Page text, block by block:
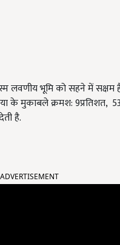
लवणीय भूमि को सहने में
के मुकाबले क्रमश: 9प्रतिशत,
है.